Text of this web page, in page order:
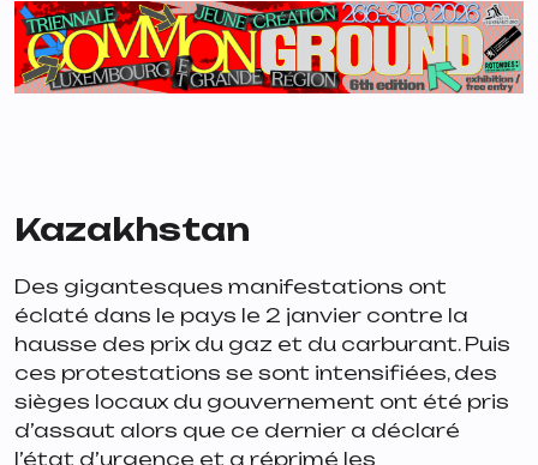
Kazakhstan
Des gigantesques manifestations ont
éclaté dans le pays le 2 janvier contre la
hausse des prix du gaz et du carburant. Puis
ces protestations se sont intensifiées, des
sièges locaux du gouvernement ont été pris
d’assaut alors que ce dernier a déclaré
l’état d’urgence et a réprimé les